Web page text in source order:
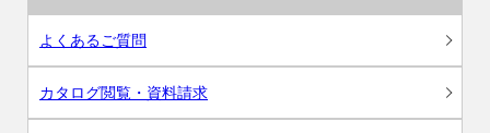
よくあるご質問
カタログ閲覧・資料請求